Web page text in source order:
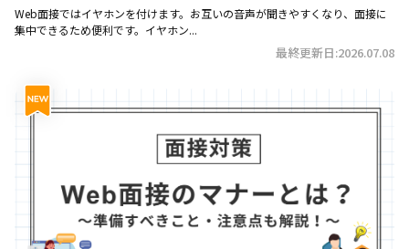
Web面接ではイヤホンを付けます。お互いの音声が聞きやすくなり、面接に
集中できるため便利です。イヤホン...
最終更新日:2026.07.08